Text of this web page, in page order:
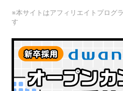
※本サイトはアフィリエイトプログ
す